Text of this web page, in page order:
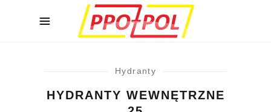
Hydranty
HYDRANTY WEWNĘTRZNE